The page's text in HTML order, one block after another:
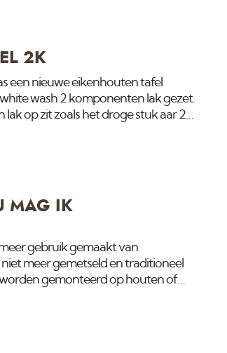
2K
een nieuwe eikenhouten tafel
wash 2 komponenten lak gezet.
lak op zit zoals het droge stuk aar 2
MAG IK
gebruik gemaakt van
meer gemetseld en traditioneel
gemonteerd op houten of